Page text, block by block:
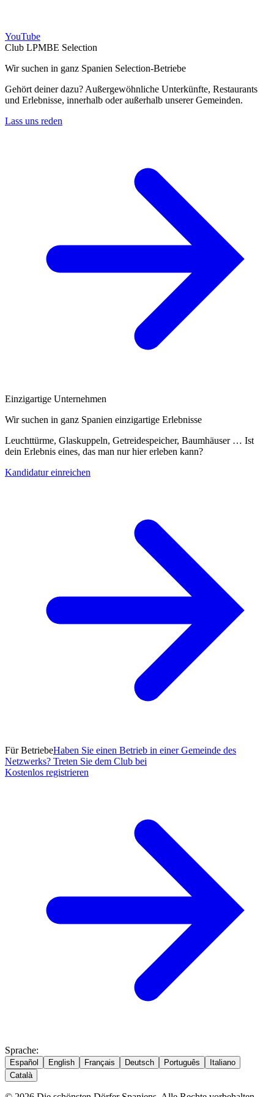
YouTube
Club LPMBE Selection
Wir suchen in ganz Spanien Selection-Betriebe
Gehört deiner dazu? Außergewöhnliche Unterkünfte, Restaurants
und Erlebnisse, innerhalb oder außerhalb unserer Gemeinden.
Lass uns reden
Einzigartige Unternehmen
Wir suchen in ganz Spanien einzigartige Erlebnisse
Leuchttürme, Glaskuppeln, Getreidespeicher, Baumhäuser … Ist
dein Erlebnis eines, das man nur hier erleben kann?
Kandidatur einreichen
Für BetriebeHaben Sie einen Betrieb in einer Gemeinde des
Netzwerks? Treten Sie dem Club bei
Kostenlos registrieren
Sprache:
Español English Français Deutsch Português
Italiano
Català